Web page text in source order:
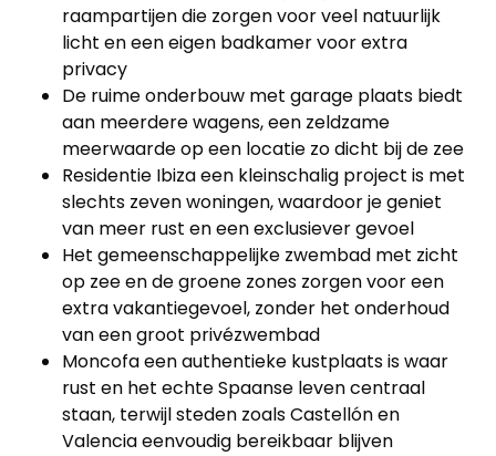
raampartijen die zorgen voor veel natuurlijk
licht en een eigen badkamer voor extra
privacy
De ruime onderbouw met garage plaats biedt
aan meerdere wagens, een zeldzame
meerwaarde op een locatie zo dicht bij de zee
Residentie Ibiza een kleinschalig project is met
slechts zeven woningen, waardoor je geniet
van meer rust en een exclusiever gevoel
Het gemeenschappelijke zwembad met zicht
op zee en de groene zones zorgen voor een
extra vakantiegevoel, zonder het onderhoud
van een groot privézwembad
Moncofa een authentieke kustplaats is waar
rust en het echte Spaanse leven centraal
staan, terwijl steden zoals Castellón en
Valencia eenvoudig bereikbaar blijven